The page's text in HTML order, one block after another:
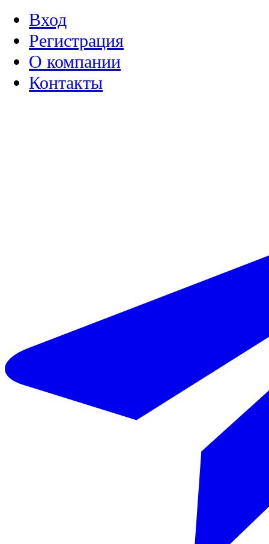
Вход
Регистрация
О компании
Контакты